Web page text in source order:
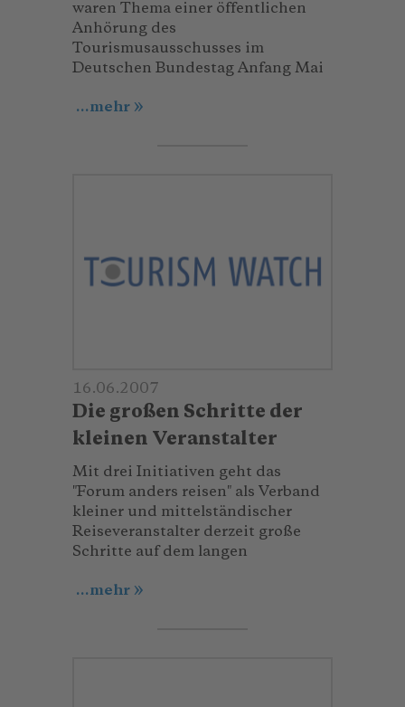
waren Thema einer öffentlichen
Anhörung des
Tourismusausschusses im
Deutschen Bundestag Anfang Mai
...mehr
16.06.2007
Die großen Schritte der
kleinen Veranstalter
Mit drei Initiativen geht das
″Forum anders reisen″ als Verband
kleiner und mittelständi­scher
Reiseveranstalter derzeit große
Schritte auf dem langen
...mehr